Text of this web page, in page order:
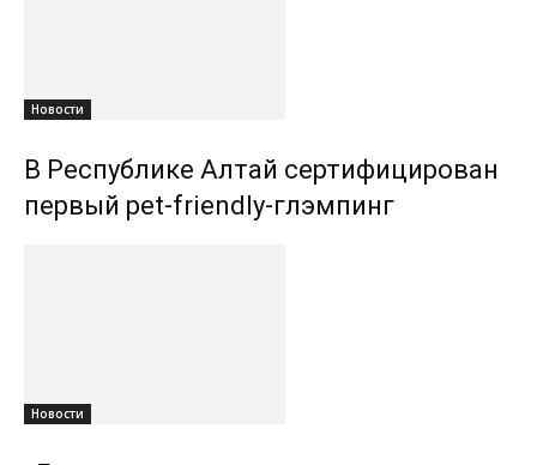
Новости
В Республике Алтай сертифицирован
первый pet-friendly-глэмпинг
Новости